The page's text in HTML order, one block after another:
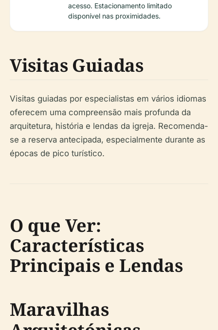
acesso. Estacionamento limitado
disponível nas proximidades.
Visitas Guiadas
Visitas guiadas por especialistas em vários idiomas
oferecem uma compreensão mais profunda da
arquitetura, história e lendas da igreja. Recomenda-
se a reserva antecipada, especialmente durante as
épocas de pico turístico.
O que Ver:
Características
Principais e Lendas
Maravilhas